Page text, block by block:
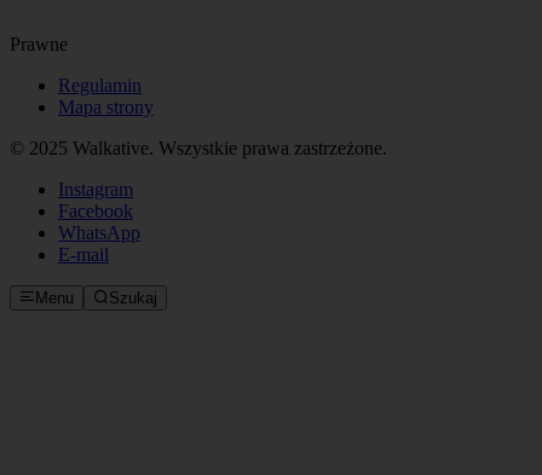
Prawne
Regulamin
Mapa strony
© 2025 Walkative. Wszystkie prawa zastrzeżone.
Instagram
Facebook
WhatsApp
E‑mail
Menu Szukaj